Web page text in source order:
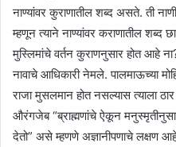
नाण्यांवर कुराणातील शब्द असते. ती
म्हणून त्याने नाण्यांवर कराणातील शब्द
मुस्लिमांचे वर्तन कुराणनुसार होत आहे
नावाचे आधिकारी नेमले. पालमाऊच्या
राजा मुसलमान होत नसल्यास त्याला
औरंगजेब “ब्राह्मणांचे ऐकून
देतो” असे म्हणणे अज्ञानीपणाचे लक्षण